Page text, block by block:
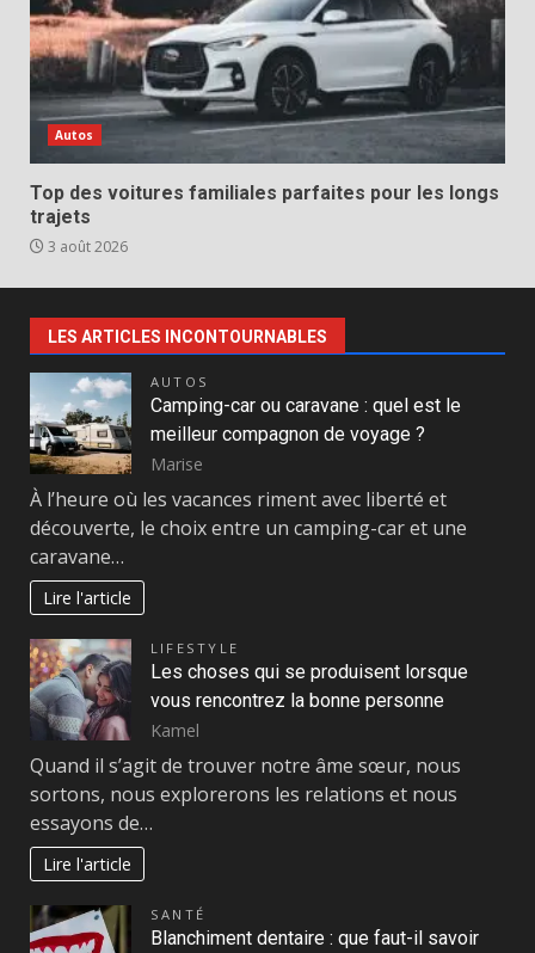
Autos
Top des voitures familiales parfaites pour les longs
trajets
3 août 2026
LES ARTICLES INCONTOURNABLES
AUTOS
Camping-car ou caravane : quel est le
meilleur compagnon de voyage ?
Marise
À l’heure où les vacances riment avec liberté et
découverte, le choix entre un camping-car et une
caravane…
Lire l'article
LIFESTYLE
Les choses qui se produisent lorsque
vous rencontrez la bonne personne
Kamel
Quand il s’agit de trouver notre âme sœur, nous
sortons, nous explorerons les relations et nous
essayons de…
Lire l'article
SANTÉ
Blanchiment dentaire : que faut-il savoir